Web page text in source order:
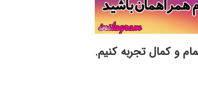
و کمال تجربه کنیم.